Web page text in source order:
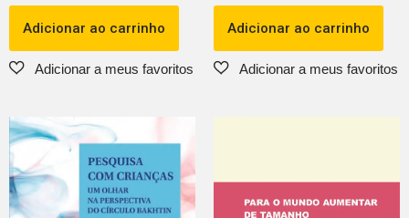
Adicionar ao carrinho Adicionar ao carrinho